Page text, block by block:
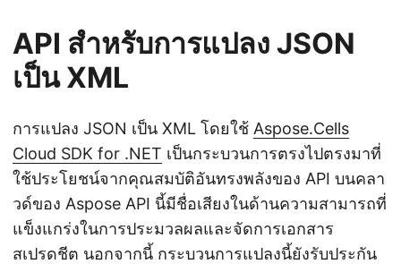
API สำหรับการแปลง JSON
เป็น XML
การแปลง JSON เป็น XML โดยใช้ Aspose.Cells
Cloud SDK for .NET เป็นกระบวนการตรงไปตรงมาที่
ใช้ประโยชน์จากคุณสมบัติอันทรงพลังของ API บนคลา
วด์ของ Aspose API นี้มีชื่อเสียงในด้านความสามารถที่
แข็งแกร่งในการประมวลผลและจัดการเอกสาร
สเปรดชีต นอกจากนี้ กระบวนการแปลงนี้ยังรับประกัน